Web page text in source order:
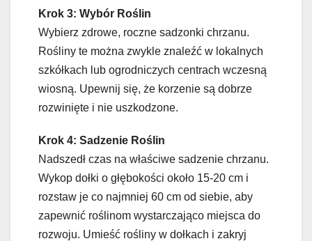
Krok 3: Wybór Roślin
Wybierz zdrowe, roczne sadzonki chrzanu.
Rośliny te można zwykle znaleźć w lokalnych
szkółkach lub ogrodniczych centrach wczesną
wiosną. Upewnij się, że korzenie są dobrze
rozwinięte i nie uszkodzone.
Krok 4: Sadzenie Roślin
Nadszedł czas na właściwe sadzenie chrzanu.
Wykop dołki o głębokości około 15-20 cm i
rozstaw je co najmniej 60 cm od siebie, aby
zapewnić roślinom wystarczająco miejsca do
rozwoju. Umieść rośliny w dołkach i zakryj